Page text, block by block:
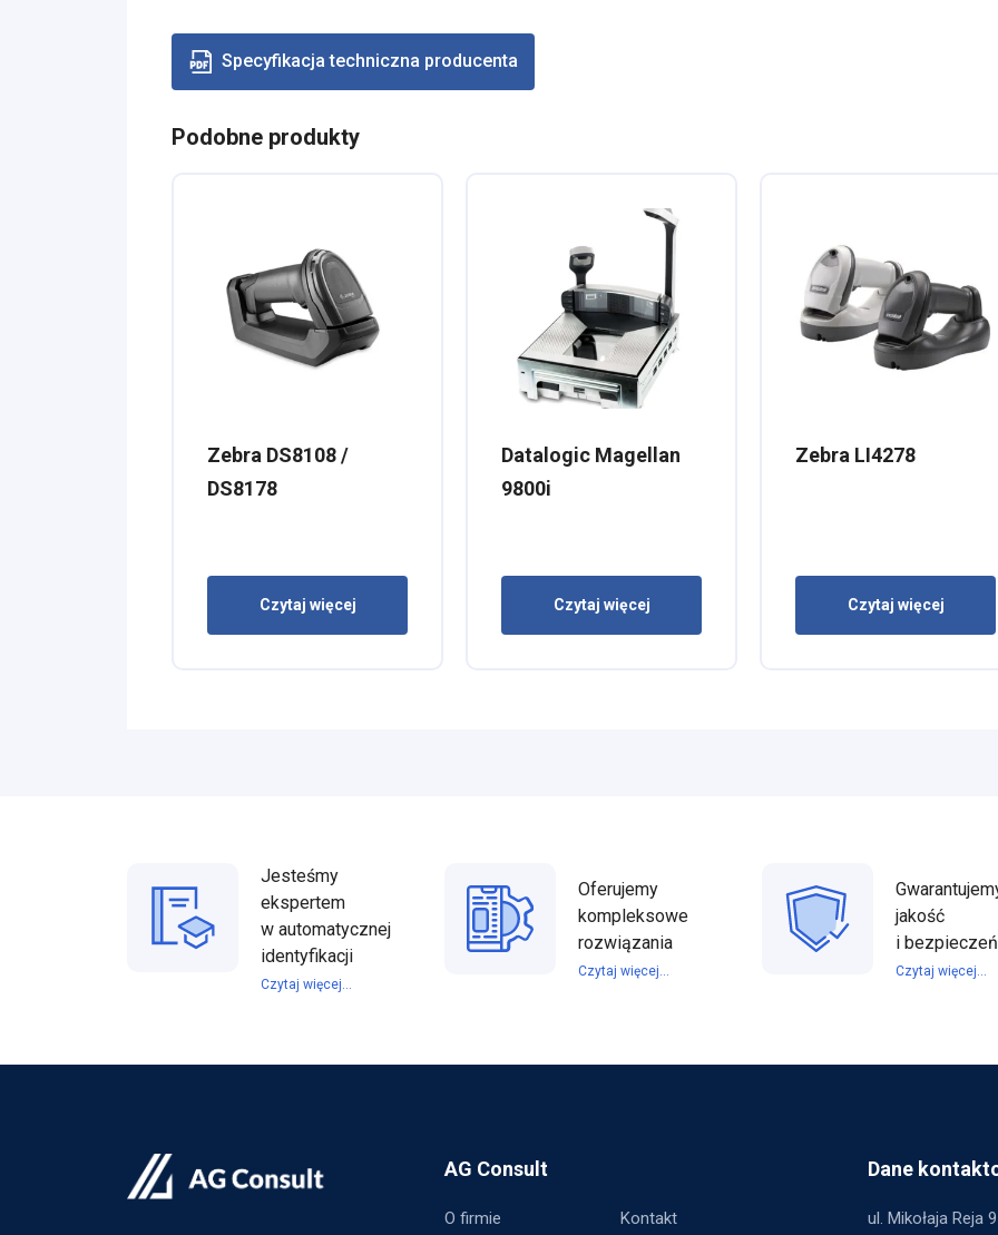
Specyfikacja techniczna producenta
Podobne produkty
Zebra DS8108 /
DS8178
Czytaj więcej
Datalogic Magellan
9800i
Czytaj więcej
Zebra LI4278
Czytaj więcej
Jesteśmy
ekspertem
w automatycznej
identyfikacji
Czytaj więcej...
Oferujemy
kompleksowe
rozwiązania
Czytaj więcej...
jakość
i
Czytaj więcej...
AG Consult
O firmie Kontakt
Dane
ul. Mikołaja Reja 9